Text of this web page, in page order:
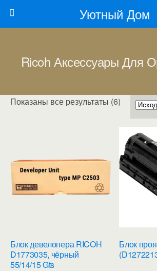
Уютный Дом
Ricoh Аксессуары Для
Показаны все результаты (6)
Блок девелопера RICOH
D1773035, чёрный
55/14/15 Gts
Блок